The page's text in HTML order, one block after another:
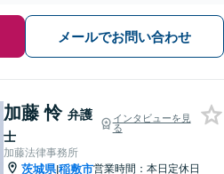
メールでお問い合わせ
加藤 怜 弁護
士
インタビューを見
る
加藤法律事務所
茨城県|稲敷市営業時間：本日定休日